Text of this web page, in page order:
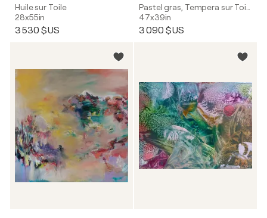
Huile sur Toile
28x55in
3 530 $US
47x39in
3 090 $US